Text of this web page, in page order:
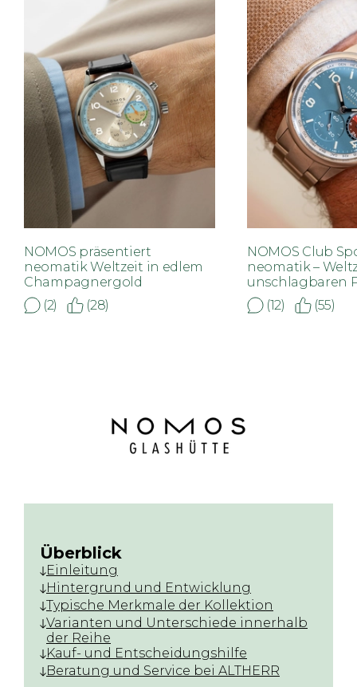
NOMOS präsentiert
neomatik Weltzeit in edlem
Champagnergold
(2)
(28)
NOMOS Club
neomatik –
unschlagbaren
(12)
(55)
Überblick
Einleitung
Hintergrund und Entwicklung
Typische Merkmale der Kollektion
Varianten und Unterschiede innerhalb
der Reihe
Kauf- und Entscheidungshilfe
Beratung und Service bei ALTHERR